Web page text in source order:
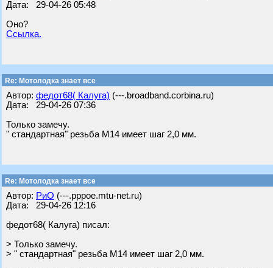
Дата: 29-04-26 05:48
Оно?
Ссылка.
Re: Мотолодка знает все
Автор: федот68( Калуга) (---.broadband.corbina.ru)
Дата: 29-04-26 07:36
Только замечу.
" стандартная" резьба М14 имеет шаг 2,0 мм.
Re: Мотолодка знает все
Автор: РиО (---.pppoe.mtu-net.ru)
Дата: 29-04-26 12:16
федот68( Калуга) писал:
> Только замечу.
> " стандартная" резьба М14 имеет шаг 2,0 мм.